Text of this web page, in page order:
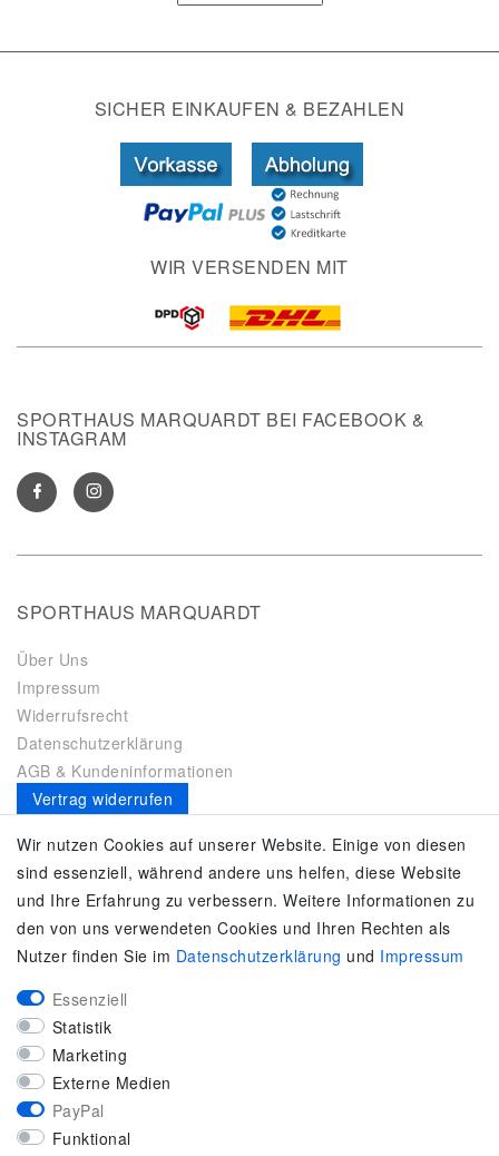
SICHER EINKAUFEN & BEZAHLEN
WIR VERSENDEN MIT
SPORTHAUS MARQUARDT BEI FACEBOOK &
INSTAGRAM
SPORTHAUS MARQUARDT
Über Uns
Impressum
Widerrufsrecht
Datenschutzerklärung
AGB & Kundeninformationen
Vertrag widerrufen
Es gilt unsereDatenschutzerklärung
SERVICE
Kontakt
Zahlung & Versand
Umtausch / Rückgabe
Größenberater
adidas F50
KUNDENSERVICE
Marken-Sportbekleidung & Sportartikel Fachhandel
Wir nutzen Cookies auf unserer Website. Einige von diesen
sind essenziell, während andere uns helfen, diese Website
und Ihre Erfahrung zu verbessern. Weitere Informationen zu
den von uns verwendeten Cookies und Ihren Rechten als
Nutzer finden Sie im Daten­schutz­erklärung und Impressum
Essenziell
Statistik
Marketing
Externe Medien
PayPal
Funktional